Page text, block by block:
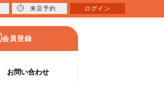
会員登録
お問い合わせ
来店予約 ログイン